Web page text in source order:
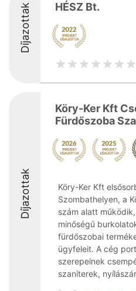
Díjazottak HÉSZ Bt.
Díjazottak
Köry-Ker Kft
Fürdőszoba
Köry-Ker Kft
Szombathelyen, a
szám alatt
minőségű
fürdőszobai
ügyfeleit. A cég
szerepelnek
szaniterek,